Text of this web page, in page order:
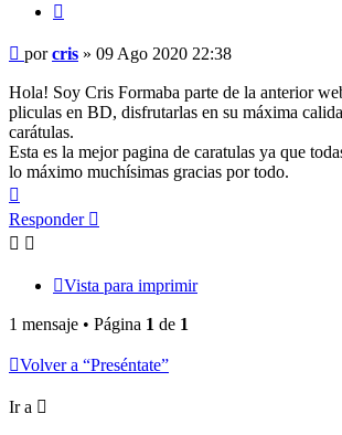
Mensaje
porcris » 09 Ago 2020 22:38
Hola! Soy Cris Formaba parte de la anterior
pliculas en BD, disfrutarlas en su máxima
carátulas.
Esta es la mejor pagina de caratulas ya que
lo máximo muchísimas gracias por todo.
Responder
Vista para imprimir
1 mensaje • Página 1 de 1
Volver a “Preséntate”
Ir a